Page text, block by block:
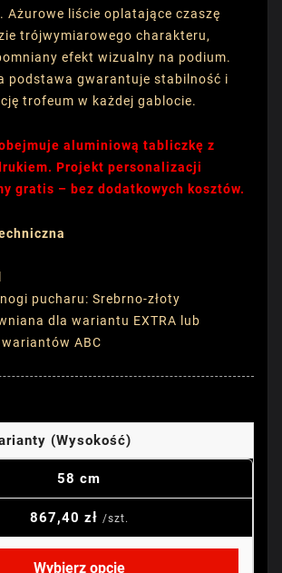
Ażurowe liście oplatające czaszę
trójwymiarowego charakteru,
efekt wizualny na podium.
podstawa gwarantuje stabilność i
trofeum w każdej gablocie.
aluminiową tabliczkę z
Projekt personalizacji
gratis – bez dodatkowych kosztów.
pucharu: Srebrno-złoty
dla wariantu EXTRA lub
ABC
(Wysokość)
58 cm
867,40 zł /szt.
Wybierz opcje